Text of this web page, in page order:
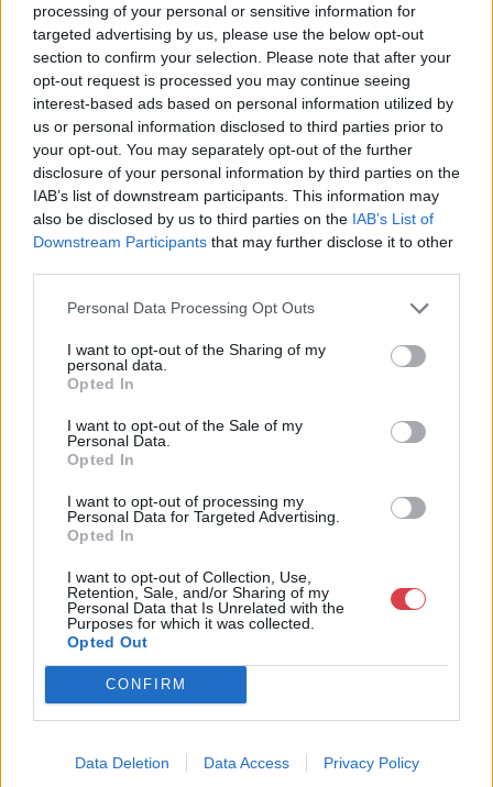
processing of your personal or sensitive information for
targeted advertising by us, please use the below opt-out
section to confirm your selection. Please note that after your
opt-out request is processed you may continue seeing
interest-based ads based on personal information utilized by
us or personal information disclosed to third parties prior to
your opt-out. You may separately opt-out of the further
disclosure of your personal information by third parties on the
IAB’s list of downstream participants. This information may
also be disclosed by us to third parties on the IAB’s List of
Downstream Participants that may further disclose it to other
Personal Data Processing Opt Outs
I want to opt-out of the Sharing of my
personal data.
Opted In
I want to opt-out of the Sale of my
Personal Data.
Opted In
I want to opt-out of processing my
Personal Data for Targeted Advertising.
Opted In
I want to opt-out of Collection, Use,
Retention, Sale, and/or Sharing of my
Personal Data that Is Unrelated with the
Purposes for which it was collected.
Opted Out
CONFIRM
Data Deletion Data Access Privacy Policy
Cím: BÁV ZRt.
1027 Budapest, Csalogány u.
23-33.
Telefon: (06 1) 331 0513
Weboldal:http://bav-art.hu
Bemutatkozás: Az ország legnagyobb múltú, 240 esztendeje
jogfolytonosan működő magyar vállalkozásaként a BÁV ZRt.
óriási tapasztalatával, szakmai tekintélyével és
megbízhatóságával hagyományosan a magyar
műkereskedelem meghatározó szereplője. A 2007-ben
megújult BÁV Aukciósház mára a magyarországi
műkereskedelem egyik legfontosabb színterévé, kereskedelmi
és árverési központtá vált. . Hazánk legnagyobb
műkereskedelmi üzlethálózatával rendelkező BÁV ZRt.
felkészült munkatársai a hét hat napján állnak a műtárgyat
eladni, vagy venni kívánók rendelkezésére.
GALÉRIA TOVÁBBI MŰTÁRGYAI
KAPCSOLÓDÓ MŰTÁRGYAK